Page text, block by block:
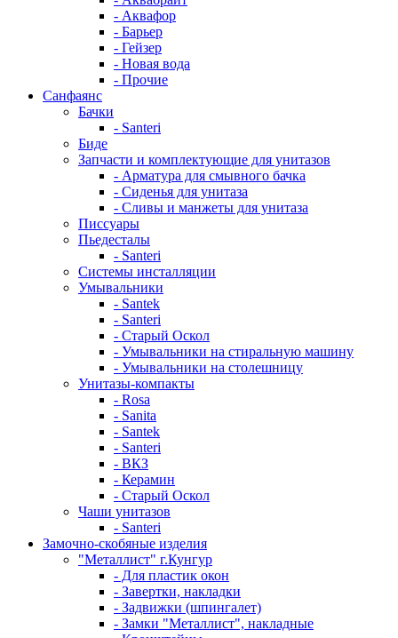
- Аквафор
- Барьер
- Гейзер
- Новая вода
- Прочие
Санфаянс
Бачки
- Santeri
Биде
Запчасти и комплектующие для унитазов
- Арматура для смывного бачка
- Сиденья для унитаза
- Сливы и манжеты для унитаза
Писсуары
Пьедесталы
- Santeri
Системы инсталляции
Умывальники
- Santek
- Santeri
- Старый Оскол
- Умывальники на стиральную машину
- Умывальники на столешницу
Унитазы-компакты
- Rosa
- Sanita
- Santek
- Santeri
- ВКЗ
- Керамин
- Старый Оскол
Чаши унитазов
- Santeri
Замочно-скобяные изделия
"Металлист" г.Кунгур
- Для пластик окон
- Завертки, накладки
- Задвижки (шпингалет)
- Замки "Металлист", накладные